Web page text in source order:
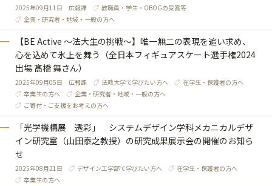
2025年09月11日 広報課
教職員・学生・OBOGの受賞等
企業・研究者・地域・一般の方へ
【BE Active ～法大生の挑戦～】唯一無二の表現を追い求め、
心を込めて氷上を舞う（全日本フィギュアスケート選手権2024
出場 髙橋 舞さん）
2025年09月05日 広報課 法政大学で学びたい方へ
在学生・保護者の方へ
卒業生の方へ
企業・研究者・地域・一般の方へ
ご寄付・ご支援をお考えの方へ
「光学機構展 透彩」 システムデザイン学科メカニカルデザ
イン研究室（山田泰之教授）の研究成果展示会の開催のお知ら
せ
2025年08月21日 デザイン工学部で学びたい方へ
在学生・保護者の方へ
卒業生の方へ